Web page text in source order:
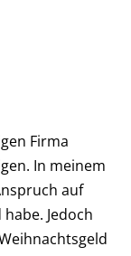
Firma
In meinem
auf
Jedoch